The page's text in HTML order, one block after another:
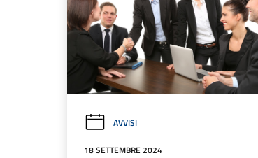
AVVISI
18 SETTEMBRE 2024